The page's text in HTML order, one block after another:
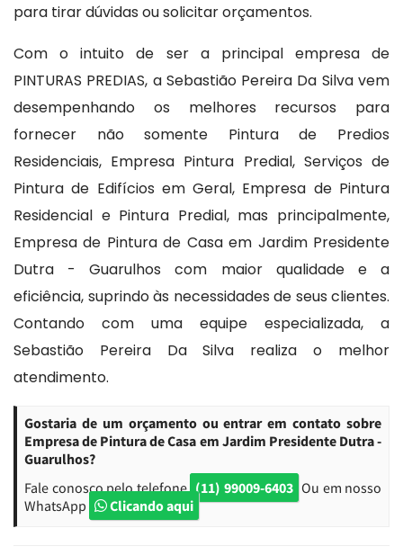
para tirar dúvidas ou solicitar orçamentos.
Com o intuito de ser a principal empresa de
PINTURAS PREDIAS, a Sebastião Pereira Da Silva vem
desempenhando os melhores recursos para
fornecer não somente Pintura de Predios
Residenciais, Empresa Pintura Predial, Serviços de
Pintura de Edifícios em Geral, Empresa de Pintura
Residencial e Pintura Predial, mas principalmente,
Empresa de Pintura de Casa em Jardim Presidente
Dutra - Guarulhos com maior qualidade e a
eficiência, suprindo às necessidades de seus clientes.
Contando com uma equipe especializada, a
Sebastião Pereira Da Silva realiza o melhor
atendimento.
Gostaria de um orçamento ou entrar em contato sobre
Empresa de Pintura de Casa em Jardim Presidente Dutra -
Guarulhos?
Fale conosco pelo telefone (11) 99009-6403 Ou em nosso
WhatsApp
Clicando aqui